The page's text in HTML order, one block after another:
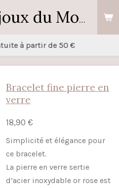
Les Bijoux du Moulin
à partir de 50 €
Bracelet fine pierre en
verre
18,90 €
Simplicité et élégance pour
ce bracelet.
La pierre en verre sertie
d’acier inoxydable or rose est